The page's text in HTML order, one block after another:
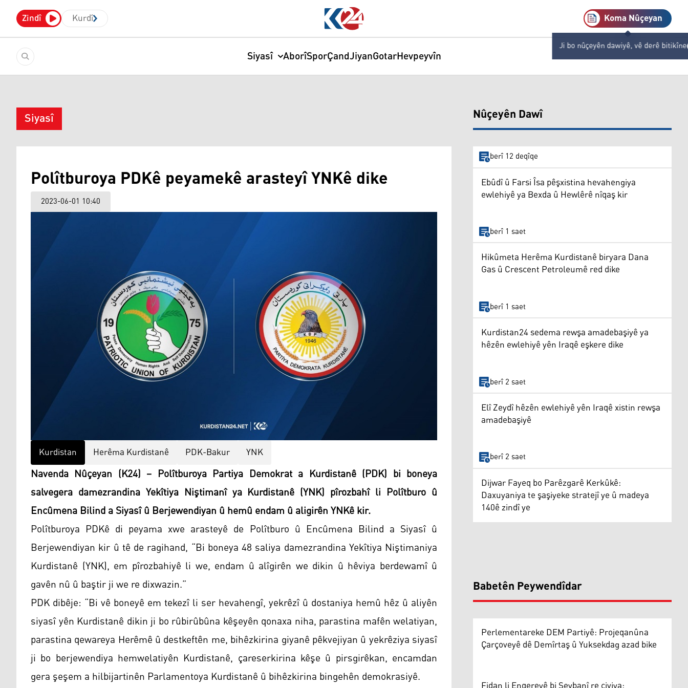
Zindî Kurdî Koma Nûçeyan
Ji bo nûçeyên dawiyê, vê derê bitikîne
Siyasî AborîSporÇandJiyanGotarHevpeyvîn
Siyasî
Polîtburoya PDKê peyamekê arasteyî YNKê dike
2023-06-01 10:40
Kurdistan Herêma Kurdistanê PDK-Bakur YNK
Navenda Nûçeyan (K24) – Polîtburoya Partiya Demokrat a Kurdistanê (PDK) bi boneya
salvegera damezrandina Yekîtiya Niştimanî ya Kurdistanê (YNK) pîrozbahî li Polîtburo û
Encûmena Bilind a Siyasî û Berjewendiyan û hemû endam û aligirên YNKê kir.
Polîtburoya PDKê di peyama xwe arasteyê de Polîtburo û Encûmena Bilind a Siyasî û
Berjewendiyan kir û tê de ragihand, “Bi boneya 48 saliya damezrandina Yekîtiya Niştimaniya
Kurdistanê (YNK), em pîrozbahiyê li we, endam û alîgirên we dikin û hêviya berdewamî û
gavên nû û baştir ji we re dixwazin.”
PDK dibêje: “Bi vê boneyê em tekezî li ser hevahengî, yekrêzî û dostaniya hemû hêz û aliyên
siyasî yên Kurdistanê dikin ji bo rûbirûbûna kêşeyên qonaxa niha, parastina mafên welatiyan,
parastina qewareya Herêmê û destkeftên me, bihêzkirina giyanê pêkvejiyan û yekrêziya siyasî
ji bo berjewendiya hemwelatiyên Kurdistanê, çareserkirina kêşe û pirsgirêkan, encamdan
gera şeşem a hilbijartinên Parlamentoya Kurdistanê û bihêzkirina bingehên demokrasiyê.
Nûçeyên Dawî
berî 12 deqîqe
Ebûdî û Farsi Îsa pêşxistina hevahengiya
ewlehiyê ya Bexda û Hewlêrê nîqaş kir
berî 1 saet
Hikûmeta Herêma Kurdistanê biryara Dana
Gas û Crescent Petroleumê red dike
berî 1 saet
Kurdistan24 sedema rewşa amadebaşiyê ya
hêzên ewlehiyê yên Iraqê eşkere dike
berî 2 saet
Elî Zeydî hêzên ewlehiyê yên Iraqê xistin rewşa
amadebaşiyê
berî 2 saet
Dijwar Fayeq bo Parêzgarê Kerkûkê:
Daxuyaniya te şaşiyeke stratejî ye û madeya
140ê zindî ye
Babetên Peywendîdar
Perlementareke DEM Partiyê: Projeqanûna
Çarçoveyê dê Demîrtaş û Yuksekdag azad bike